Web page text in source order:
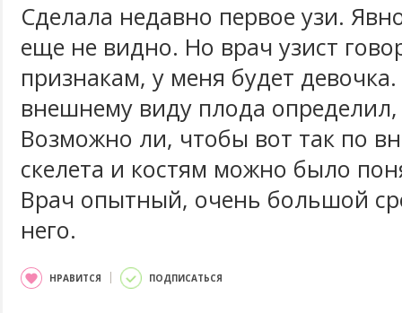
Сделала недавно первое узи.
еще не видно. Но врач узист
признакам, у меня будет
внешнему виду плода определил,
Возможно ли, чтобы вот так по
скелета и костям можно было
Врач опытный, очень большой
него.
НРАВИТСЯ ПОДПИСАТЬСЯ